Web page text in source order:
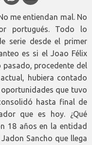
me entiendan mal. No
portugués. Todo lo
serie desde el primer
es si el Joao Félix
procedente del
hubiera contado
que tuvo
hasta final de
que es hoy. ¿Qué
18 años en la entidad
Sancho que llega